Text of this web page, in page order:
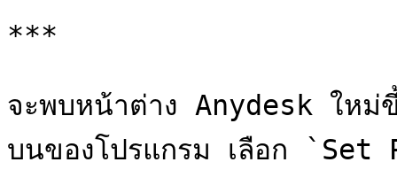
***
จะพบหน้าต่าง Anydesk ใหม่
บนของโปรแกรม เลือก `Set